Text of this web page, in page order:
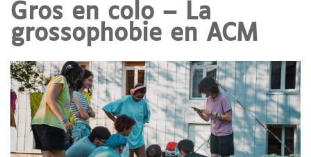
Gros en colo – La
grossophobie en ACM